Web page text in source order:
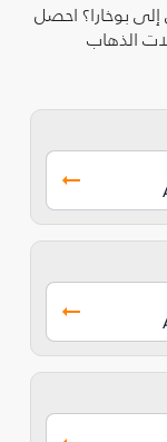
بوخارا؟ احصل
الذهاب